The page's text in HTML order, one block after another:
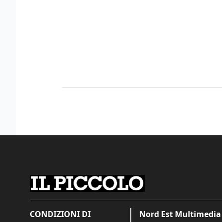
CONDIZIONI DI
Nord Est Multimedia